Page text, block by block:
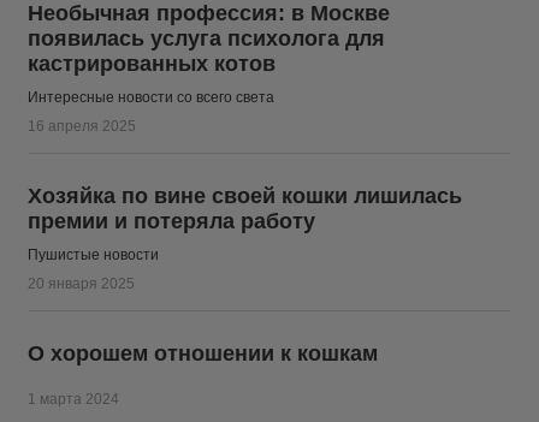
Необычная профессия: в Москве
появилась услуга психолога для
кастрированных котов
Интересные новости со всего света
16 апреля 2025
Хозяйка по вине своей кошки лишилась
премии и потеряла работу
Пушистые новости
20 января 2025
О хорошем отношении к кошкам
1 марта 2024